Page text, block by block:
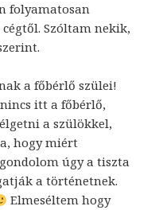
folyamatosan
Szóltam nekik,
a főbérlő szülei!
itt a főbérlő,
a szülökkel,
hogy miért
úgy a tiszta
a történetnek.
Elmeséltem hogy